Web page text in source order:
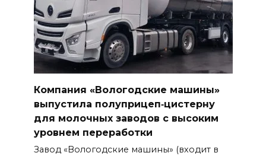
Компания «Вологодские машины»
выпустила полуприцеп‑цистерну
для молочных заводов с высоким
уровнем переработки
Завод «Вологодские машины» (входит в